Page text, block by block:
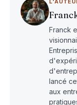
Franck
lancé
aux